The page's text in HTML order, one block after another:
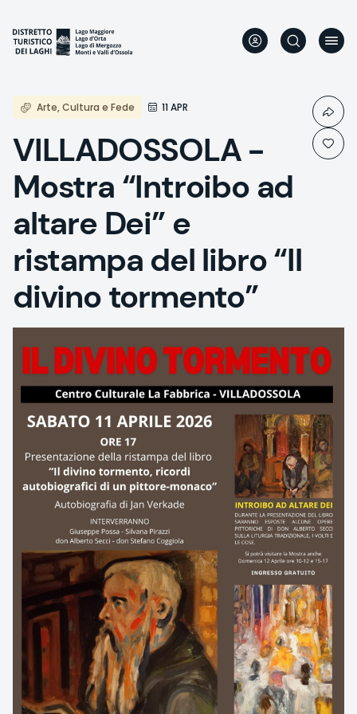
Inhalt
Arte, Cultura e Fede 11 APR
VILLADOSSOLA -
Mostra “Introibo ad
altare Dei” e
ristampa del libro “Il
divino tormento”